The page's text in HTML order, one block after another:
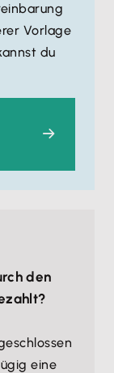
Vorlage
du
den
eine